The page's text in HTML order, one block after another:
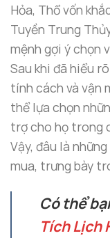
Hỏa, Thổ vốn
Tuyền Trung
mệnh gợi ý chọn
Sau khi đã hiểu
tính cách và vận
thể lựa chọn
trợ cho họ trong
Vậy, đâu là
mua, trưng bày
Có thể
Tích Lịch